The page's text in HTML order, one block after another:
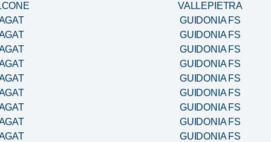
VALLEPIETRA
GUIDONIA FS
GUIDONIA FS
GUIDONIA FS
GUIDONIA FS
GUIDONIA FS
GUIDONIA FS
GUIDONIA FS
GUIDONIA FS
GUIDONIA FS